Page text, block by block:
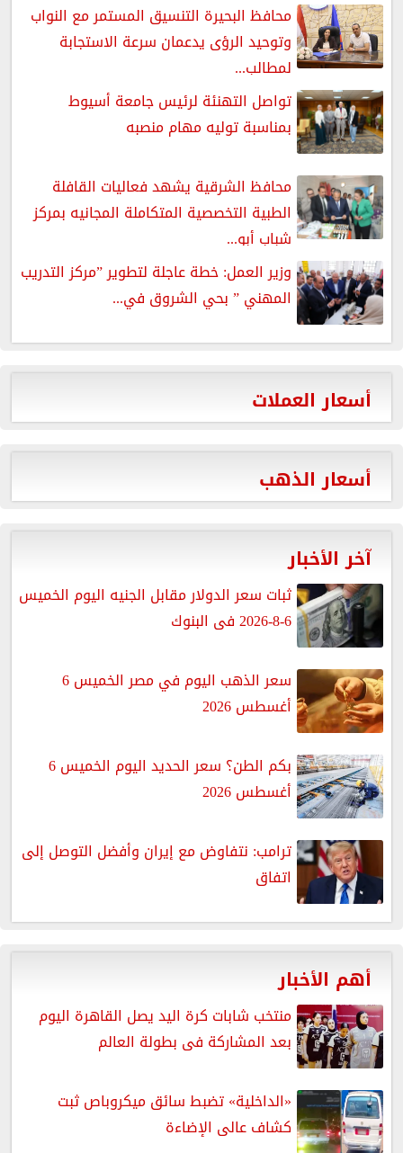
محافظ البحيرة التنسيق المستمر مع النواب
وتوحيد الرؤى يدعمان سرعة الاستجابة
لمطالب...
تواصل التهنئة لرئيس جامعة أسيوط
بمناسبة توليه مهام منصبه
محافظ الشرقية يشهد فعاليات القافلة
الطبية التخصصية المتكاملة المجانيه بمركز
شباب أبو...
وزير العمل: خطة عاجلة لتطوير ”مركز التدريب
المهني ” بحي الشروق في...
أسعار العملات
أسعار الذهب
آخر الأخبار
ثبات سعر الدولار مقابل الجنيه اليوم الخميس
6-8-2026 فى البنوك
سعر الذهب اليوم في مصر الخميس 6
أغسطس 2026
بكم الطن؟ سعر الحديد اليوم الخميس 6
أغسطس 2026
ترامب: نتفاوض مع إيران وأفضل التوصل إلى
اتفاق
أهم الأخبار
منتخب شابات كرة اليد يصل القاهرة اليوم
بعد المشاركة فى بطولة العالم
«الداخلية» تضبط سائق ميكروباص ثبت
كشاف عالى الإضاءة